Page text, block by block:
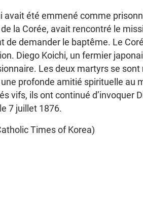
avait été emmené comme
la Corée, avait rencontré le
de demander le baptême. Le
Diego Koichi, un fermier
Les deux martyrs se
profonde amitié spirituelle au
vifs, ils ont continué d’invoquer
7 juillet 1876.
Times of Korea)